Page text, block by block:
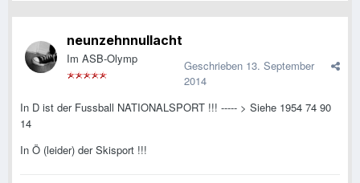
neunzehnnullacht
Im ASB-Olymp Geschrieben 13. September
2014
In D ist der Fussball NATIONALSPORT !!! ----- > Siehe 1954 74 90
14
In Ö (leider) der Skisport !!!